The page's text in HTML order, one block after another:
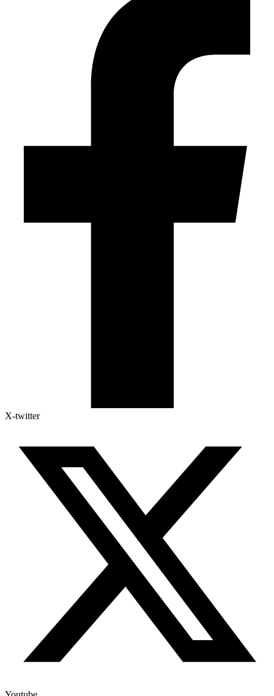
X-twitter